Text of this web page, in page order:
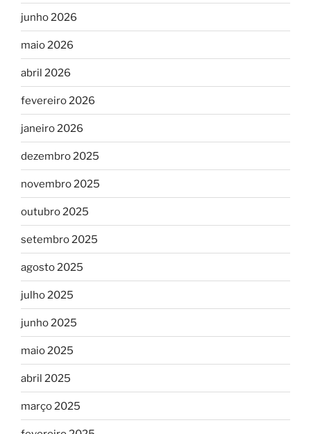
junho 2026
maio 2026
abril 2026
fevereiro 2026
janeiro 2026
dezembro 2025
novembro 2025
outubro 2025
setembro 2025
agosto 2025
julho 2025
junho 2025
maio 2025
abril 2025
março 2025